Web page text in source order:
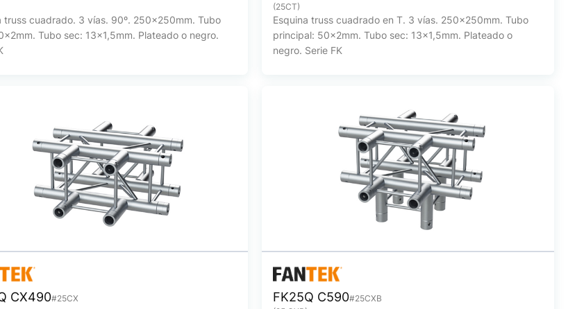
truss cuadrado. 3 vías. 90º. 250x250mm. Tubo
Tubo sec: 13x1,5mm. Plateado o negro.
(25CT)
Esquina truss cuadrado en T. 3 vías. 250x250mm. Tubo
principal: 50x2mm. Tubo sec: 13x1,5mm. Plateado o
negro. Serie FK
CX490#25CX
FK25Q C590#25CXB